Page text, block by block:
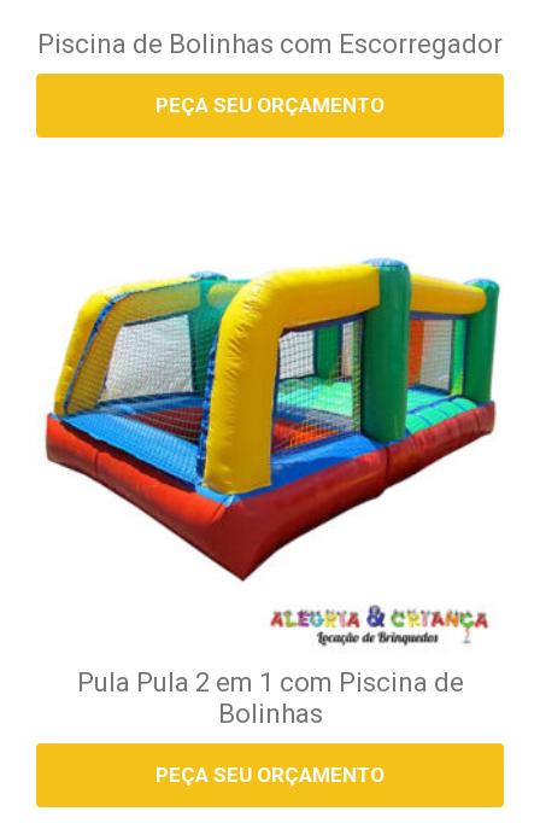
Piscina de Bolinhas com Escorregador
PEÇA SEU ORÇAMENTO
Pula Pula 2 em 1 com Piscina de
Bolinhas
PEÇA SEU ORÇAMENTO